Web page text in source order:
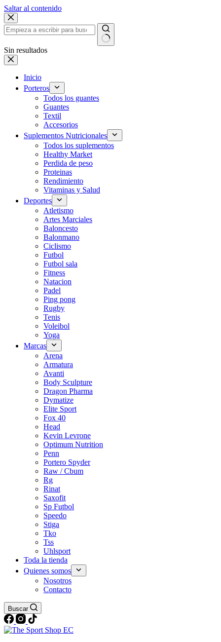
Saltar al contenido
Sin resultados
Inicio
Porteros
Todos los guantes
Guantes
Textil
Accesorios
Suplementos Nutricionales
Todos los suplementos
Healthy Market
Perdida de peso
Proteinas
Rendimiento
Vitaminas y Salud
Deportes
Atletismo
Artes Marciales
Baloncesto
Balonmano
Ciclismo
Futbol
Futbol sala
Fitness
Natacion
Padel
Ping pong
Rugby
Tenis
Voleibol
Yoga
Marcas
Arena
Armatura
Avanti
Body Sculpture
Dragon Pharma
Dymatize
Elite Sport
Fox 40
Head
Kevin Levrone
Optimum Nutrition
Penn
Portero Spyder
Raw / Cbum
Rg
Rinat
Saxofit
Sp Futbol
Speedo
Stiga
Tko
Tss
Uhlsport
Toda la tienda
Quienes somos
Nosotros
Contacto
Buscar